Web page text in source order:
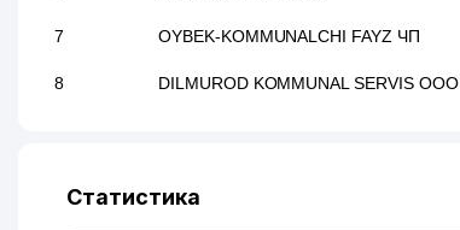
7 OYBEK-KOMMUNALCHI FAYZ ЧП
8 DILMUROD KOMMUNAL SERVIS ООО
Статистика